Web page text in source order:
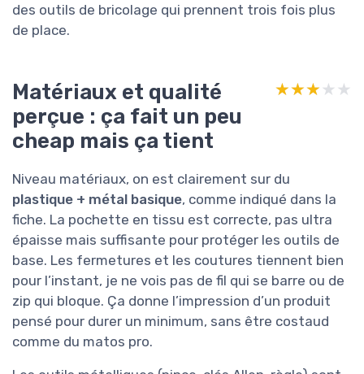
des outils de bricolage qui prennent trois fois plus
de place.
Matériaux et qualité
perçue : ça fait un peu
cheap mais ça tient
★★★★★
★★★★★
Niveau matériaux, on est clairement sur du
plastique + métal basique, comme indiqué dans la
fiche. La pochette en tissu est correcte, pas ultra
épaisse mais suffisante pour protéger les outils de
base. Les fermetures et les coutures tiennent bien
pour l’instant, je ne vois pas de fil qui se barre ou de
zip qui bloque. Ça donne l’impression d’un produit
pensé pour durer un minimum, sans être costaud
comme du matos pro.